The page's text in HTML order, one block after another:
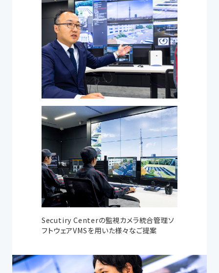
Secutiry Centerの監視カメラ統合管理ソ
フトウェアVMSを用いた様々なご提案